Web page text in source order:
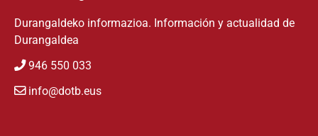
Durangaldeko informazioa. Información y actualidad de
Durangaldea
946 550 033
info@dotb.eus